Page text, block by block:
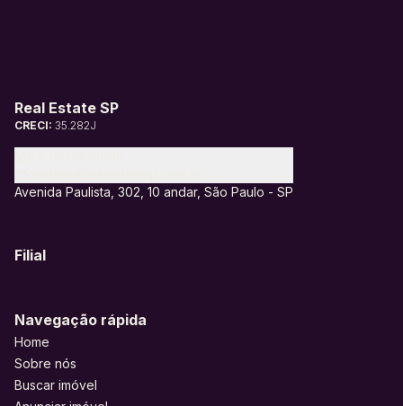
Real Estate SP
CRECI: 35.282J
Avenida Paulista, 302, 10 andar, São Paulo - SP
Filial
Navegação rápida
Home
Sobre nós
Buscar imóvel